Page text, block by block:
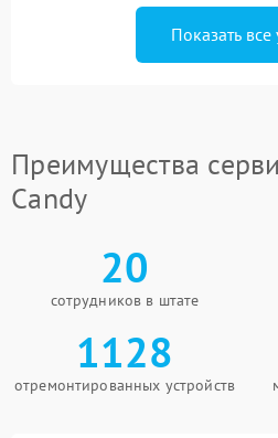
Показать все
Преимущества
Candy
20
сотрудников в штате
1128
отремонтированных устройств